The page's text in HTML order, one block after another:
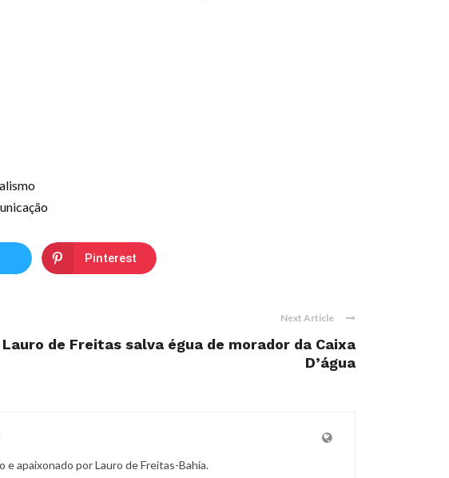
Pinterest
Next Article
Lauro de Freitas salva égua de morador da Caixa
D’água
e apaixonado por Lauro de Freitas-Bahia.